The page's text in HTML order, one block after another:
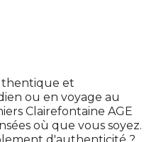
et
ou en voyage au
Clairefontaine AGE
où que vous soyez.